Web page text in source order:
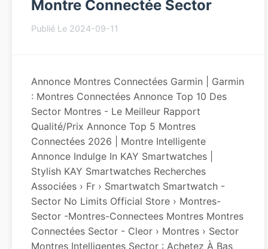
Montre Connectée Sector
Publié Le 2024-09-11
Annonce Montres Connectées Garmin | Garmin
: Montres Connectées Annonce Top 10 Des
Sector Montres - Le Meilleur Rapport
Qualité/Prix Annonce Top 5 Montres
Connectées 2026 | Montre Intelligente
Annonce Indulge In KAY Smartwatches |
Stylish KAY Smartwatches Recherches
Associées › Fr › Smartwatch Smartwatch -
Sector No Limits Official Store › Montres-
Sector -montres-Connectees Montres Montres
Connectées Sector - Cleor › Montres › Sector
Montres Intelligentes Sector : Achetez À Bas